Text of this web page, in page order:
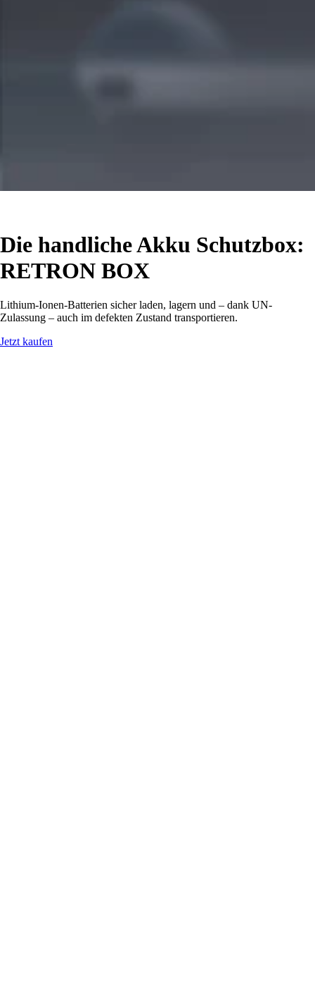
Die handliche Akku Schutzbox:
RETRON BOX
Lithium-Ionen-Batterien sicher laden, lagern und – dank UN-
Zulassung – auch im defekten Zustand transportieren.
Jetzt kaufen